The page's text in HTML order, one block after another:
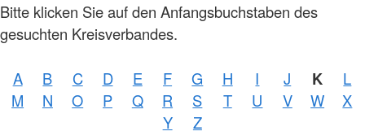
Bitte klicken Sie auf den Anfangsbuchstaben des
gesuchten Kreisverbandes.
A B C D E F G H I J K
L
M
N O P Q R S T U V W
X
Y
Z